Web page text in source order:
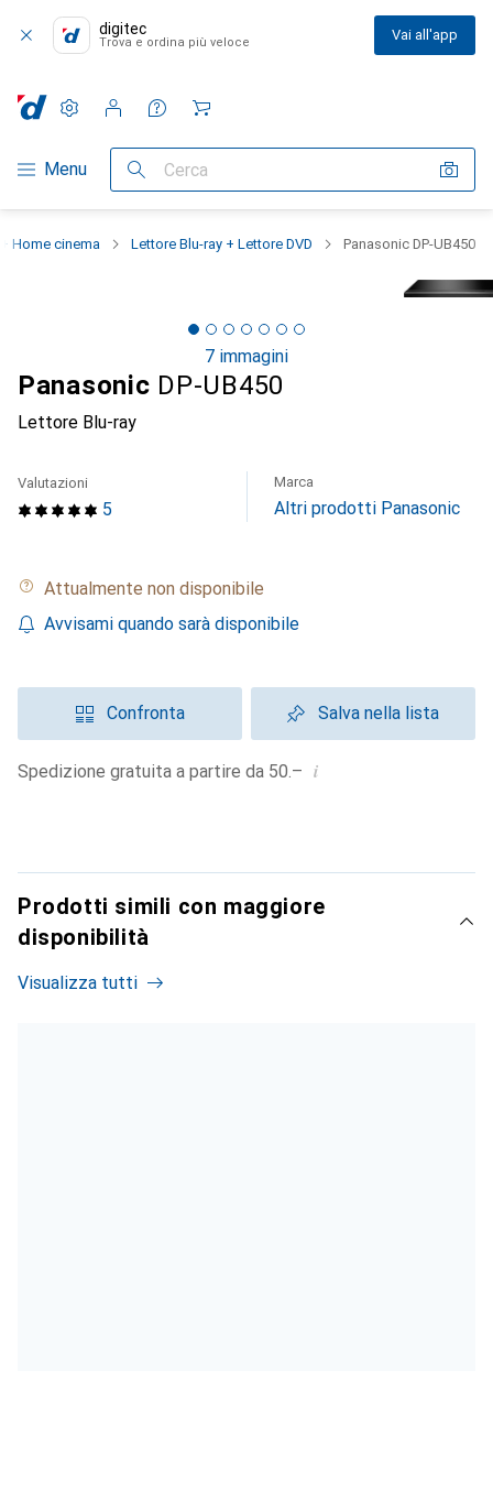
digitec
Trova e ordina più veloce Vai all'app
Categoria Navigazione
Menu Cerca
Impostazioni
Conto cliente
Liste di confronto
Liste dei desideri
Carrello
Home cinema Lettore Blu-ray + Lettore DVD Panasonic DP-UB450
7 immagini
Panasonic DP-UB450
Lettore Blu-ray
5
Valutazioni Marca
Altri prodotti Panasonic
Attualmente non disponibile
Avvisami quando sarà disponibile
Confronta Salva nella lista
Spedizione gratuita a partire da 50.– i
Prodotti simili con maggiore
disponibilità
Visualizza tutti